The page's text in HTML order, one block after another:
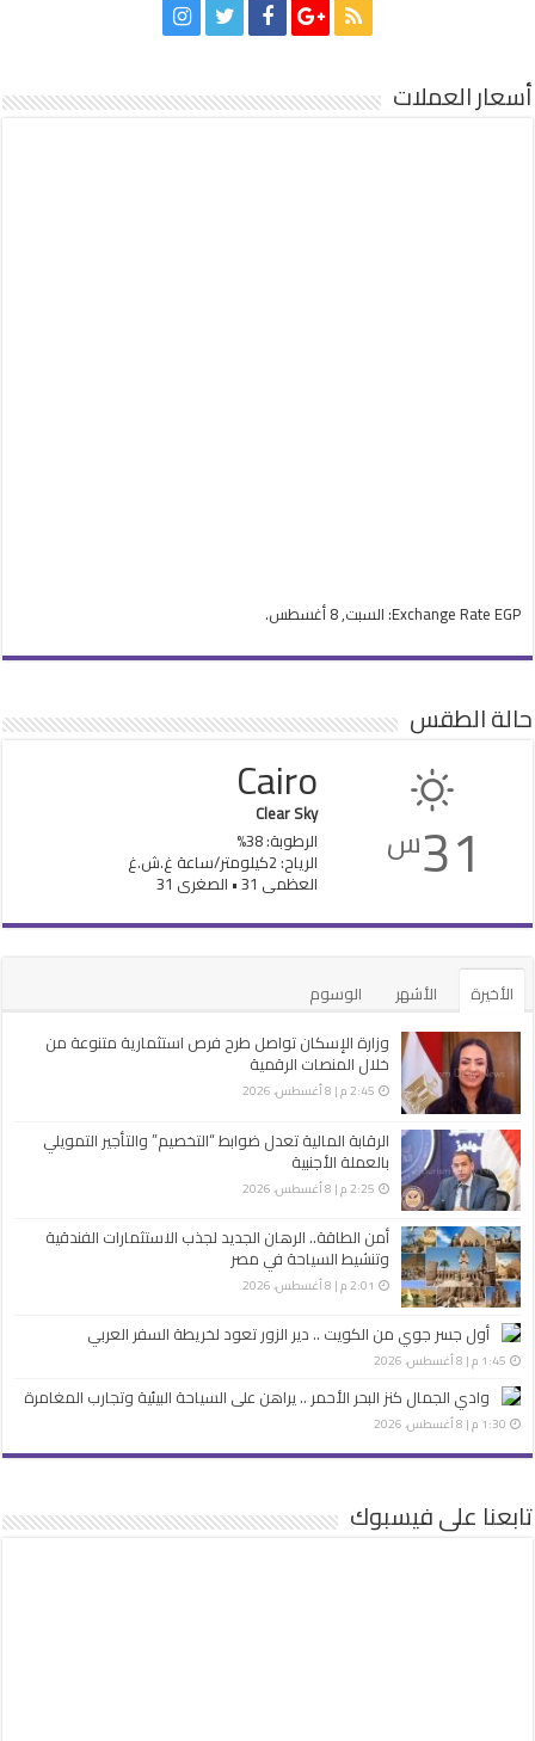
أسعار العملات
Exchange Rate EGP : السبت, 8 أغسطس.
حالة الطقس
31س
Cairo
Clear Sky
الرطوبة: 38%
الرياح: 2كيلومتر/ساعة غ.ش.غ
العظمى 31 • الصغرى 31
الأخيرة الأشهر
الوسوم
وزارة الإسكان تواصل طرح فرص استثمارية متنوعة من
خلال المنصات الرقمية
2:45 م | 8 أغسطس، 2026
الرقابة المالية تعدل ضوابط “التخصيم” والتأجير التمويلي
بالعملة الأجنبية
2:25 م | 8 أغسطس، 2026
أمن الطاقة.. الرهان الجديد لجذب الاستثمارات الفندقية
وتنشيط السياحة في مصر
2:01 م | 8 أغسطس، 2026
أول جسر جوي من الكويت .. دير الزور تعود لخريطة السفر العربي
1:45 م | 8 أغسطس، 2026
وادي الجمال كنز البحر الأحمر .. يراهن على السياحة البيئية وتجارب المغامرة
1:30 م | 8 أغسطس، 2026
تابعنا على فيسبوك